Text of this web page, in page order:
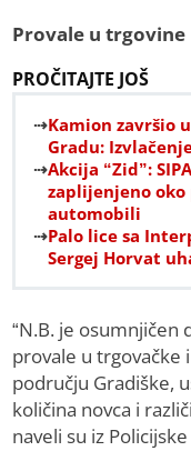
Provale u trgovine
PROČITAJTE JOŠ
Kamion završio
Gradu:
Akcija “Zid”:
zaplijenjeno
automobili
Palo lice sa
Sergej Horvat
“N.B. je osumnjičen
provale u trgovačke
području Gradiške,
količina novca i
naveli su iz